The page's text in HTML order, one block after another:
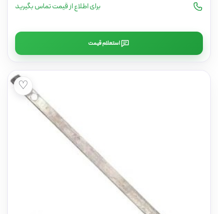
برای اطلاع از قیمت تماس بگیرید
استعلام قیمت
♡